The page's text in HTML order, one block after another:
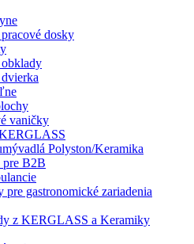
dosky
vaničky
Polyston/Keramika
B2B
gastronomické zariadenia
z KERGLASS a Keramiky